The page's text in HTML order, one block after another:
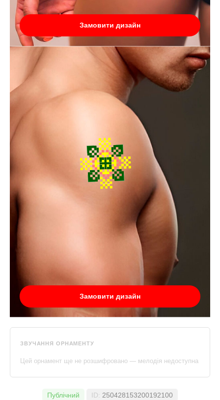
Замовити дизайн
Замовити дизайн
ЗВУЧАННЯ ОРНАМЕНТУ
Цей орнамент ще не розшифровано — мелодія недоступна
Публічний ID: 250428153200192100